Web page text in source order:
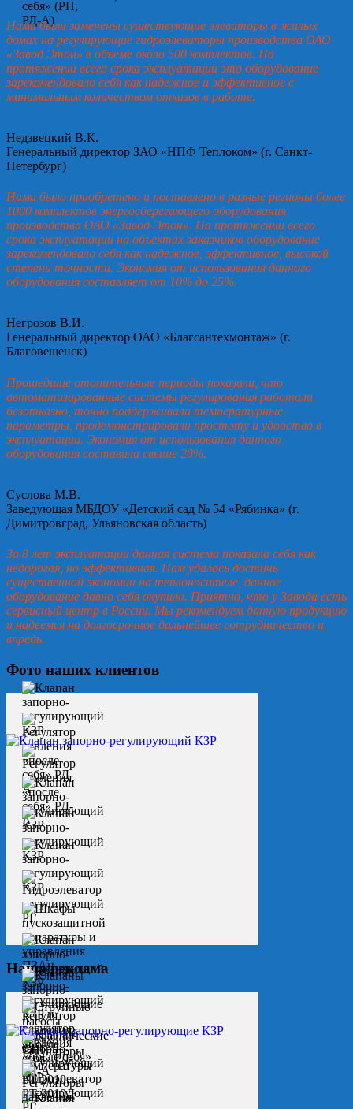
Нами были заменены существующие элеваторы в жилых
домах на регулирующие гидроэлеваторы производства ОАО
«Завод Этон» в объеме около 500 комплектов. На
протяжении всего срока эксплуатации это оборудование
зарекомендовало себя как надежное и эффективное с
минимальным количеством отказов в работе.
Недзвецкий В.К.
Генеральный директор ЗАО «НПФ Теплоком» (г. Санкт-
Петербург)
Нами было приобретено и поставлено в разные регионы более
1000 комплектов энергосберегающего оборудования
производства ОАО «Завод Этон». На протяжении всего
срока эксплуатации на объектах заказчиков оборудование
зарекомендовало себя как надежное, эффективное, высокой
степени точности. Экономия от использования данного
оборудования составляет от 10% до 25%.
Негрозов В.И.
Генеральный директор ОАО «Благсантехмонтаж» (г.
Благовещенск)
Прошедшие отопительные периоды показали, что
автоматизированные системы регулирования работали
безотказно, точно поддерживали температурные
параметры, продемонстрировали простоту и удобство в
эксплуатации. Экономия от использования данного
оборудования составила свыше 20%.
Суслова М.В.
Заведующая МБДОУ «Детский сад № 54 «Рябинка» (г.
Димитровград, Ульяновская область)
За 8 лет эксплуатации данная система показала себя как
недорогая, но эффективная. Нам удалось достичь
существенной экономии на теплоносителе, данное
оборудование давно себя окупило. Приятно, что у Завода есть
сервисный центр в России. Мы рекомендуем данную продукцию
и надеемся на долгосрочное дальнейшее сотрудничество и
впредь.
Фото наших клиентов
Наша реклама